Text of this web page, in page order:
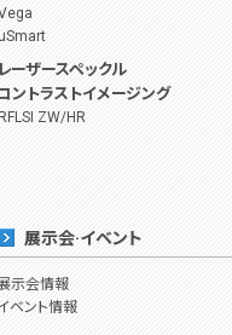
レーザースペックル
ントラストイメージング
RFLSI ZW/HR
展示会·イベント
示会情報
ベント情報